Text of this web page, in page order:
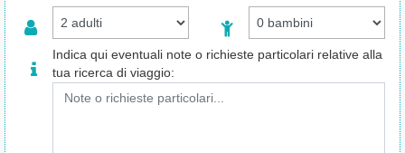
Indica qui eventuali note o richieste particolari relative alla
tua ricerca di viaggio: